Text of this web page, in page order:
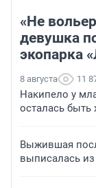
«Не
девушка
экопарка
8 августа 11
Накипело у
осталась быть
Выжившая
выписалась